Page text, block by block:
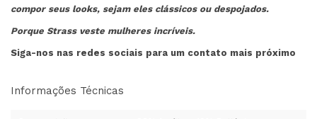
compor seus looks, sejam eles clássicos ou despojados.
Porque Strass veste mulheres incríveis.
Siga-nos nas redes sociais para um contato mais próximo
Informações Técnicas